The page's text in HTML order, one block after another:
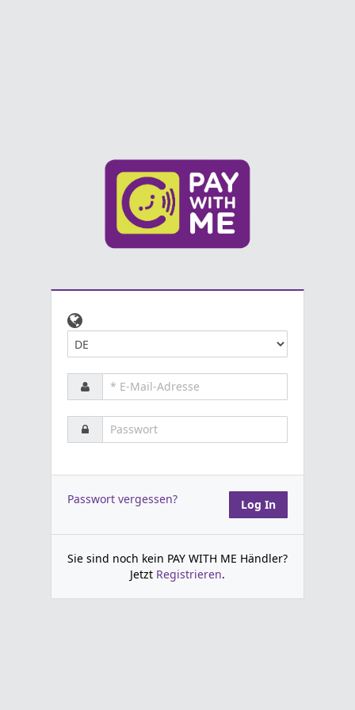
Passwort vergessen? Log In
Sie sind noch kein PAY WITH ME Händler?
Jetzt Registrieren.